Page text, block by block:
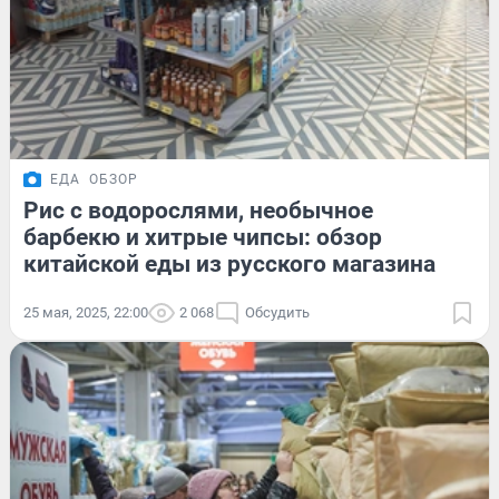
ЕДА ОБЗОР
Рис с водорослями, необычное
барбекю и хитрые чипсы: обзор
китайской еды из русского магазина
25 мая, 2025, 22:00 2 068 Обсудить